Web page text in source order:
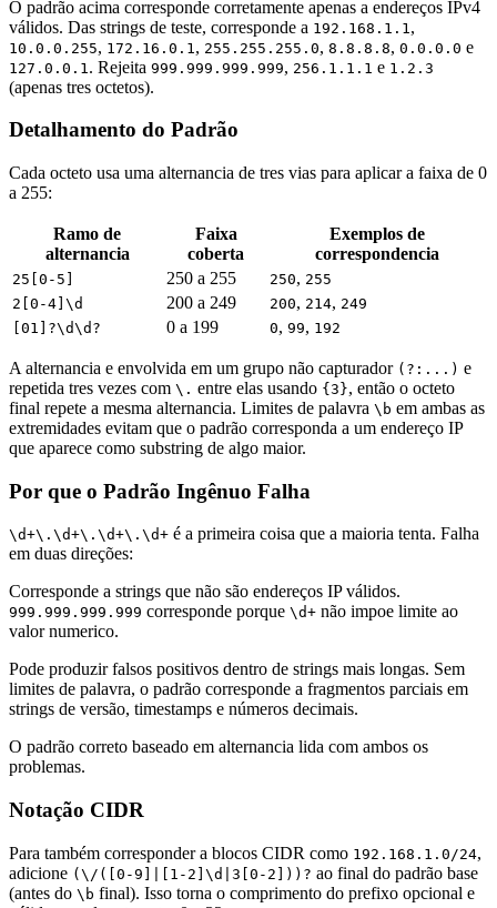
O padrão acima corresponde corretamente apenas a endereços IPv4
válidos. Das strings de teste, corresponde a 192.168.1.1 ,
10.0.0.255, 172.16.0.1 , 255.255.255.0, 8.8.8.8, 0.0.0.0 e
127.0.0.1 . Rejeita 999.999.999.999, 256.1.1.1 e 1.2.3
(apenas tres octetos).
Detalhamento do Padrão
Cada octeto usa uma alternancia de tres vias para aplicar a faixa de 0
a 255:
Ramo de
alternancia
Faixa
coberta
Exemplos de
correspondencia
25[0-5] 250 a 255 250, 255
2[0-4]\d
200 a 249 200, 214, 249
[01]?\d\d?
0 a 199 0, 99, 192
A alternancia e envolvida em um grupo não capturador (?:...) e
repetida tres vezes com \. entre elas usando {3}, então o octeto
final repete a mesma alternancia. Limites de palavra \b em ambas as
extremidades evitam que o padrão corresponda a um endereço IP
que aparece como substring de algo maior.
Por que o Padrão Ingênuo Falha
\d+\.\d+\.\d+\.\d+ é a primeira coisa que a maioria tenta. Falha
em duas direções:
Corresponde a strings que não são endereços IP válidos.
999.999.999.999 corresponde porque \d+ não impoe limite ao
valor numerico.
Pode produzir falsos positivos dentro de strings mais longas. Sem
limites de palavra, o padrão corresponde a fragmentos parciais em
strings de versão, timestamps e números decimais.
O padrão correto baseado em alternancia lida com ambos os
problemas.
Notação CIDR
Para também corresponder a blocos CIDR como 192.168.1.0/24,
adicione (\/([0-9]|[1-2]\d|3[0-2]))? ao final do padrão base
(antes do \b final). Isso torna o comprimento do prefixo opcional e